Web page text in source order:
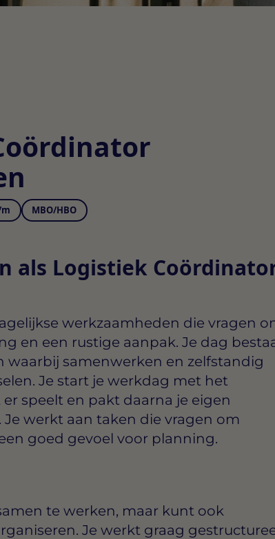
m MBO/HBO
als Logistiek
werkzaamheden die vragen
en een rustige aanpak. Je dag
waarbij samenwerken en zelfstandig
Je start je werkdag met het
speelt en pakt daarna je eigen
werkt aan taken die vragen om
goed gevoel voor planning.
te werken, maar kunt ook
Je werkt graag